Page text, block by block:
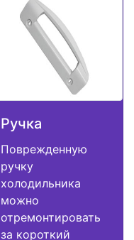
Ручка
Поврежденную
ручку
холодильника
можно
отремонтировать
за короткий